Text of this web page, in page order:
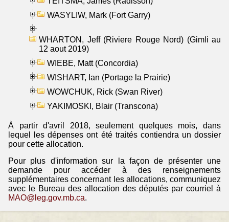
WASYLIW, Mark (Fort Garry)
WHARTON, Jeff (Riviere Rouge Nord) (Gimli au
12 aout 2019)
WIEBE, Matt (Concordia)
WISHART, Ian (Portage la Prairie)
WOWCHUK, Rick (Swan River)
YAKIMOSKI, Blair (Transcona)
À partir d'avril 2018, seulement quelques mois, dans
lequel les dépenses ont été traités contiendra un dossier
pour cette allocation.
Pour plus d'information sur la façon de présenter une
demande pour accéder à des renseignements
supplémentaires concernant les allocations, communiquez
avec le Bureau des allocation des députés par courriel à
MAO@leg.gov.mb.ca.